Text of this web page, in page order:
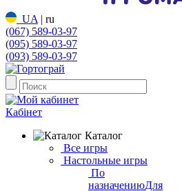
UA | ru
(067) 589-03-97
(095) 589-03-97
(093) 589-03-97
Кабінет
Каталог
Все игры
Настольные игры
По
назначениюДля